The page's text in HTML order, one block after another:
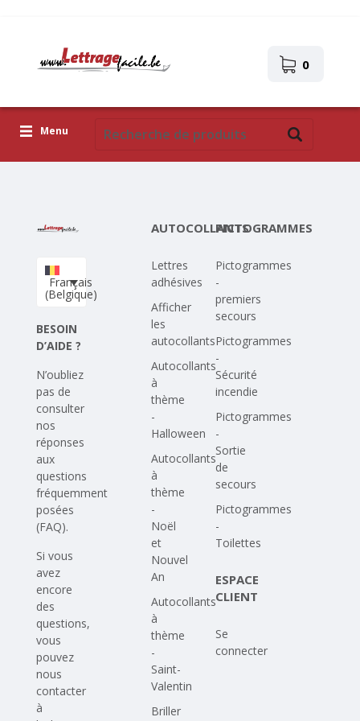
0
Menu
Téléchargez votre propre conception
Corona Covid-19
Français
(Belgique)
BESOIN
D’AIDE ?
N’oubliez
pas de
consulter
nos
réponses
aux
questions
fréquemment
posées
(FAQ).
Si vous
avez
encore
des
questions,
vous
pouvez
nous
contacter
à
AUTOCOLLANTS
Lettres
adhésives
Afficher
les
autocollants
Autocollants
à
thème
-
Halloween
Autocollants
à
thème
-
Noël
et
Nouvel
An
Autocollants
à
thème
-
Saint-
Valentin
Briller
PICTOGRAMMES
Pictogrammes
-
premiers
secours
Pictogrammes
-
Sécurité
incendie
Pictogrammes
-
Sortie
de
secours
Pictogrammes
-
Toilettes
ESPACE
CLIENT
Se
connecter